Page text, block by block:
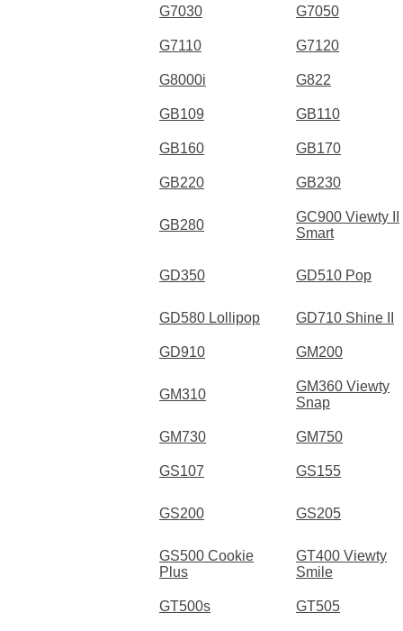
G7030 G7050
G7110 G7120
G8000i G822
GB109 GB110
GB160 GB170
GB220 GB230
GB280
GC900 Viewty II
Smart
GD350 GD510 Pop
GD580 Lollipop GD710 Shine II
GD910 GM200
GM310
GM360 Viewty
Snap
GM730 GM750
GS107 GS155
GS200 GS205
GS500 Cookie
Plus
GT400 Viewty
Smile
GT500s GT505